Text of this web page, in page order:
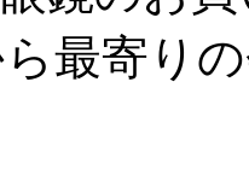
最寄り